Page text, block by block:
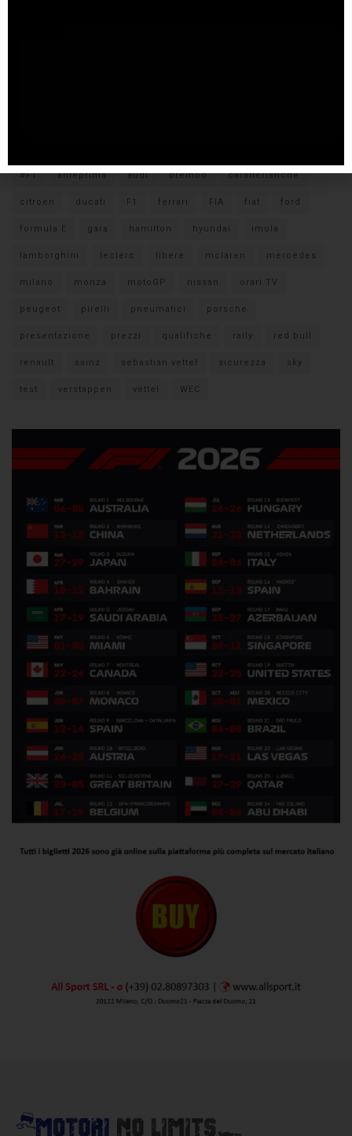
#F1 anteprima audi brembo caratteristiche
citroen ducati F1 ferrari FIA fiat ford
formula E gara hamilton hyundai imola
lamborghini leclerc libere mclaren mercedes
milano monza motoGP nissan orari TV
peugeot pirelli pneumatici porsche
presentazione prezzi qualifiche rally red bull
renault sainz sebastian vettel sicurezza sky
test verstappen vettel WEC